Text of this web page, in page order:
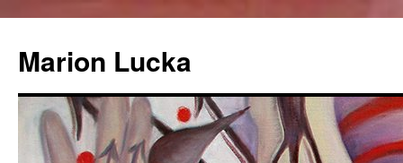
Marion Lucka